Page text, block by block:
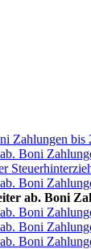
Zahlungen bis
Boni
Boni
ab. Boni
Boni
Boni
Boni